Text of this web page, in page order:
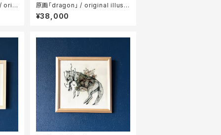
/ orig
原画「dragon」 / original illustr
ation
¥38,000